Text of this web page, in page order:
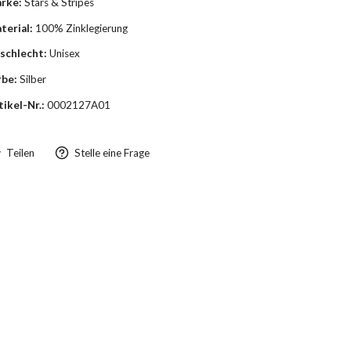
100% Zinklegierung
Unisex
Silber
Nr.:0002127A01
Teilen Stelle eine Frage